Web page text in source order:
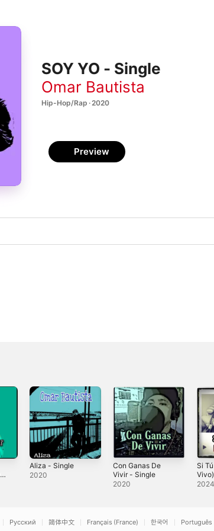
SOY YO - Single
Omar Bautista
Hip-Hop/Rap · 2020
Preview
Aliza - Single
2020
Con Ganas De
Vivir - Single
2020
Si
Русский 简体中文 Français (France) 한국어 Português